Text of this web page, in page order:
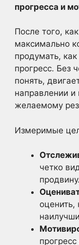
прогресса и
После того,
максимально
продумать,
прогресс. Без
понять,
направлении и
желаемому
Измеримые
четко
оценить,